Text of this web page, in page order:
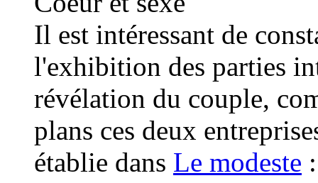
Il est intéressant de
l'exhibition des parties
révélation du couple,
plans ces deux
établie dans Le modeste :